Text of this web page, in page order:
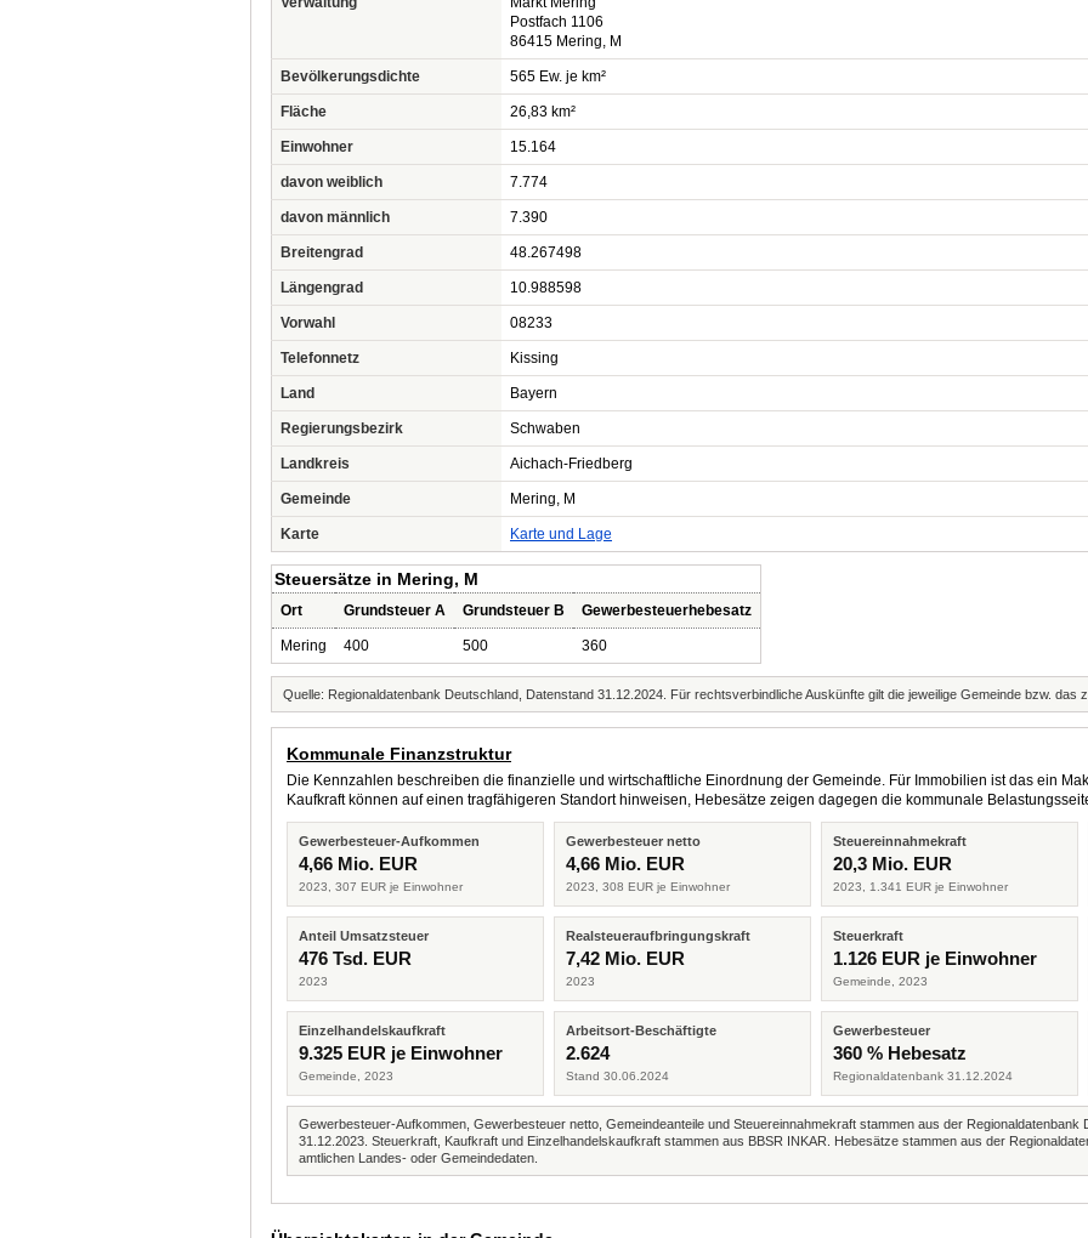
Postfach 1106
86415 Mering, M
Bevölkerungsdichte 565 Ew. je km²
Fläche 26,83 km²
Einwohner 15.164
davon weiblich 7.774
davon männlich 7.390
Breitengrad 48.267498
Längengrad 10.988598
Vorwahl 08233
Telefonnetz Kissing
Land Bayern
Regierungsbezirk Schwaben
Landkreis Aichach-Friedberg
Gemeinde Mering, M
Karte Karte und Lage
Steuersätze in Mering, M
Ort Grundsteuer A Grundsteuer B Gewerbesteuerhebesatz
Mering 400 500 360
Quelle: Regionaldatenbank Deutschland, Datenstand 31.12.2024. Für rechtsverbindliche Auskünfte gilt die jeweilige Gemeinde bzw. das
Kommunale Finanzstruktur
Die Kennzahlen beschreiben die finanzielle und wirtschaftliche Einordnung der Gemeinde. Für Immobilien ist das ein
Kaufkraft können auf einen tragfähigeren Standort hinweisen, Hebesätze zeigen dagegen die kommunale
Gewerbesteuer-Aufkommen
4,66 Mio. EUR
2023, 307 EUR je Einwohner
Gewerbesteuer netto
4,66 Mio. EUR
2023, 308 EUR je Einwohner
Steuereinnahmekraft
20,3 Mio. EUR
2023, 1.341 EUR je Einwohner
Anteil Umsatzsteuer
476 Tsd. EUR
2023
Realsteueraufbringungskraft
7,42 Mio. EUR
2023
Steuerkraft
1.126 EUR je Einwohner
Gemeinde, 2023
Einzelhandelskaufkraft
9.325 EUR je Einwohner
Gemeinde, 2023
Arbeitsort-Beschäftigte
2.624
Stand 30.06.2024
Gewerbesteuer
360 % Hebesatz
Regionaldatenbank 31.12.2024
Gewerbesteuer-Aufkommen, Gewerbesteuer netto, Gemeindeanteile und Steuereinnahmekraft stammen aus der
31.12.2023. Steuerkraft, Kaufkraft und Einzelhandelskaufkraft stammen aus BBSR INKAR. Hebesätze stammen aus der
amtlichen Landes- oder Gemeindedaten.